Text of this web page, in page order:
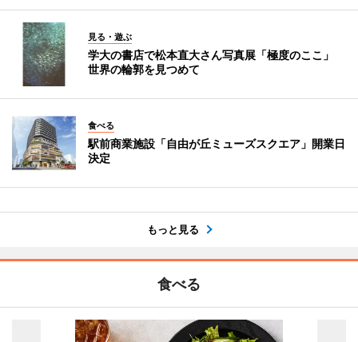
見る・遊ぶ
学大の書店で松本直大さん写真展「極度のここ」
世界の輪郭を見つめて
食べる
駅前商業施設「自由が丘ミューズスクエア」開業日
決定
もっと見る
食べる